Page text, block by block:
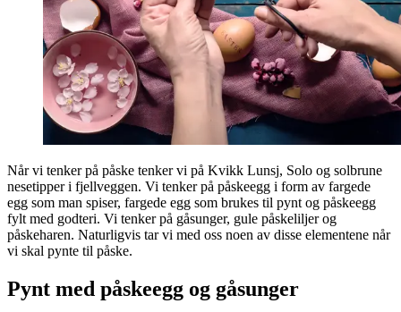
Når vi tenker på påske tenker vi på Kvikk Lunsj, Solo og solbrune
nesetipper i fjellveggen. Vi tenker på påskeegg i form av fargede
egg som man spiser, fargede egg som brukes til pynt og påskeegg
fylt med godteri. Vi tenker på gåsunger, gule påskeliljer og
påskeharen. Naturligvis tar vi med oss noen av disse elementene når
vi skal pynte til påske.
Pynt med påskeegg og gåsunger